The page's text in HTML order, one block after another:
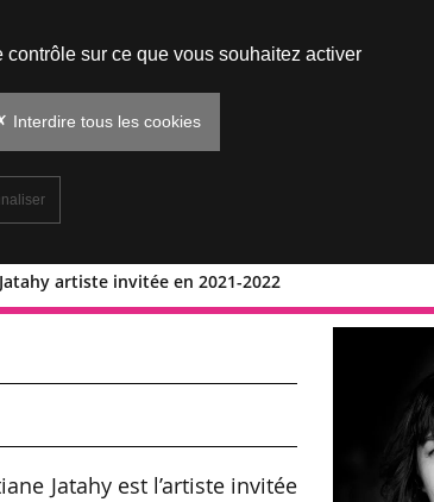
artiste invitée en 2021-2022
Christiane
Jatahy est l’artiste invitée
sur ce que vous souhaitez activer
Interdire tous les cookies